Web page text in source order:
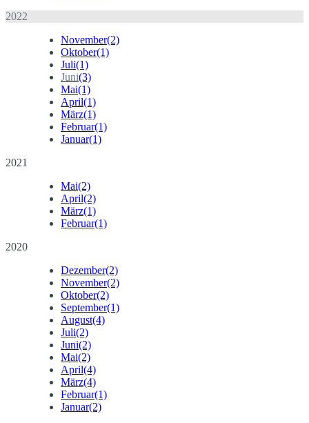
2022
November(2)
Oktober(1)
Juli(1)
Juni(3)
Mai(1)
April(1)
März(1)
Februar(1)
Januar(1)
2021
Mai(2)
April(2)
März(1)
Februar(1)
2020
Dezember(2)
November(2)
Oktober(2)
September(1)
August(4)
Juli(2)
Juni(2)
Mai(2)
April(4)
März(4)
Februar(1)
Januar(2)